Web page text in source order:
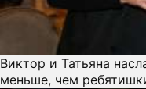
Виктор и Татьяна
меньше, чем